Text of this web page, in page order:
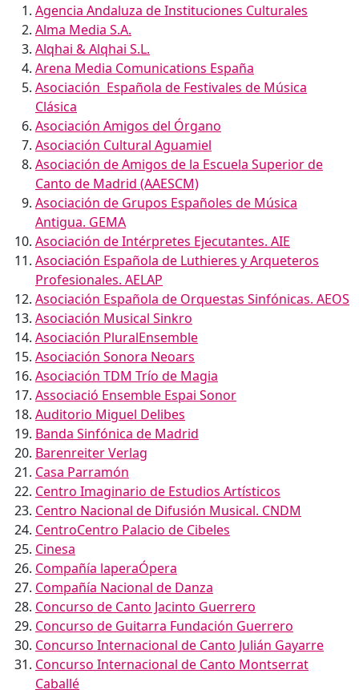
Agencia Andaluza de Instituciones Culturales
Alma Media S.A.
Alqhai & Alqhai S.L.
Arena Media Comunications España
Asociación Española de Festivales de Música
Clásica
Asociación Amigos del Órgano
Asociación Cultural Aguamiel
Asociación de Amigos de la Escuela Superior de
Canto de Madrid (AAESCM)
Asociación de Grupos Españoles de Música
Antigua. GEMA
Asociación de Intérpretes Ejecutantes. AIE
Asociación Española de Luthieres y Arqueteros
Profesionales. AELAP
Asociación Española de Orquestas Sinfónicas. AEOS
Asociación Musical Sinkro
Asociación PluralEnsemble
Asociación Sonora Neoars
Asociación TDM Trío de Magia
Associació Ensemble Espai Sonor
Auditorio Miguel Delibes
Banda Sinfónica de Madrid
Barenreiter Verlag
Casa Parramón
Centro Imaginario de Estudios Artísticos
Centro Nacional de Difusión Musical. CNDM
CentroCentro Palacio de Cibeles
Cinesa
Compañía laperaÓpera
Compañía Nacional de Danza
Concurso de Canto Jacinto Guerrero
Concurso de Guitarra Fundación Guerrero
Concurso Internacional de Canto Julián Gayarre
Concurso Internacional de Canto Montserrat
Caballé